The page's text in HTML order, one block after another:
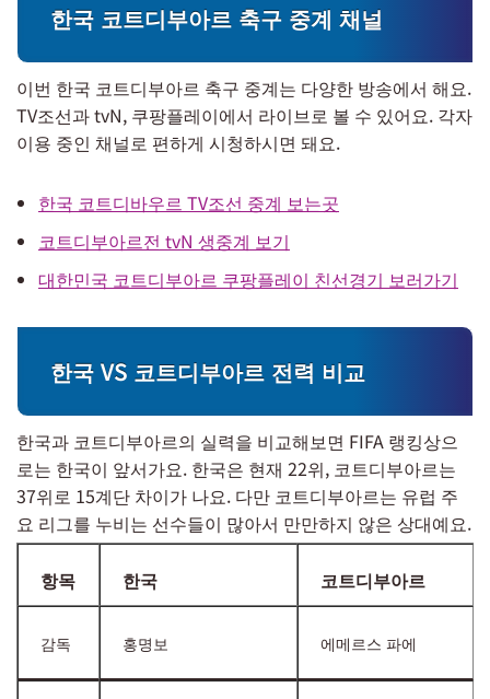
한국 코트디부아르 축구 중계 채널
이번 한국 코트디부아르 축구 중계는 다양한 방송에서 해요.
TV조선과 tvN, 쿠팡플레이에서 라이브로 볼 수 있어요. 각자
이용 중인 채널로 편하게 시청하시면 돼요.
한국 코트디바우르 TV조선 중계 보는곳
코트디부아르전 tvN 생중계 보기
대한민국 코트디부아르 쿠팡플레이 친선경기 보러가기
한국 VS 코트디부아르 전력 비교
한국과 코트디부아르의 실력을 비교해보면 FIFA 랭킹상으
로는 한국이 앞서가요. 한국은 현재 22위, 코트디부아르는
37위로 15계단 차이가 나요. 다만 코트디부아르는 유럽 주
요 리그를 누비는 선수들이 많아서 만만하지 않은 상대예요.
항목 한국 코트디부아르
감독 홍명보 에메르스 파에